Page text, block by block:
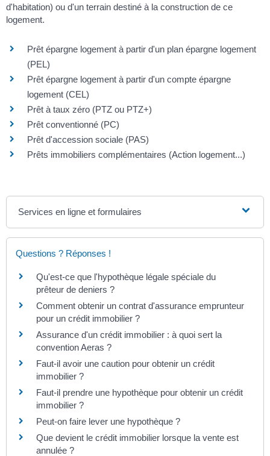
d'habitation) ou d'un terrain destiné à la construction de ce
logement.
Prêt épargne logement à partir d'un plan épargne logement
(PEL)
Prêt épargne logement à partir d'un compte épargne
logement (CEL)
Prêt à taux zéro (PTZ ou PTZ+)
Prêt conventionné (PC)
Prêt d'accession sociale (PAS)
Prêts immobiliers complémentaires (Action logement...)
Services en ligne et formulaires
Questions ? Réponses !
Qu'est-ce que l'hypothèque légale spéciale du
prêteur de deniers ?
Comment obtenir un contrat d'assurance emprunteur
pour un crédit immobilier ?
Assurance d'un crédit immobilier : à quoi sert la
convention Aeras ?
Faut-il avoir une caution pour obtenir un crédit
immobilier ?
Faut-il prendre une hypothèque pour obtenir un crédit
immobilier ?
Peut-on faire lever une hypothèque ?
Que devient le crédit immobilier lorsque la vente est
annulée ?